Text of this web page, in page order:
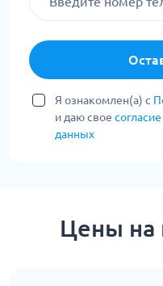
Я ознакомлен(а) с
и даю свое
данных
Цены на